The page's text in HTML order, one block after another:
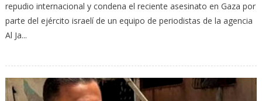
repudio internacional y condena el reciente asesinato en Gaza por
parte del ejército israelí de un equipo de periodistas de la agencia
Al Ja...